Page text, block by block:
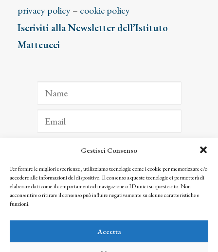
Gestisci Consenso
Per fornire le migliori esperienze, utilizziamo tecnologie come i cookie per memorizzare e/o
accedere alle informazioni del dispositivo. Il consenso a queste tecnologie ci permetterà di
elaborare dati come il comportamento di navigazione o ID unici su questo sito. Non
acconsentire o ritirare il consenso può influire negativamente su alcune caratteristiche e
funzioni.
Accetta
privacy policy– cookie policy
Iscriviti alla Newsletter dell’Istituto
Matteucci
ISCRIVITI
Facendo clic per iscriverti, riconosci che le tue informazioni saranno trattate
seguendo la nostra Privacy Policy
© 2025 Istituto Matteucci. All right reserved
l’autorizzazione scritta dei proprietari dei diritti e dell’Istituto Matteucci